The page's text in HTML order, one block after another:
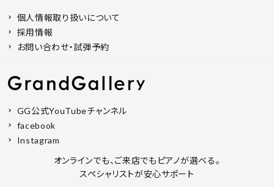
個人情報取り扱いについて
採用情報
お問い合わせ・試弾予約
GG公式YouTubeチャンネル
facebook
Instagram
オンラインでも、ご来店でもピアノが選べる。
スペシャリストが安心サポート